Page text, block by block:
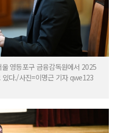
영등포구 금융감독원에서 2025
있다./사진=이명근 기자 qwe123